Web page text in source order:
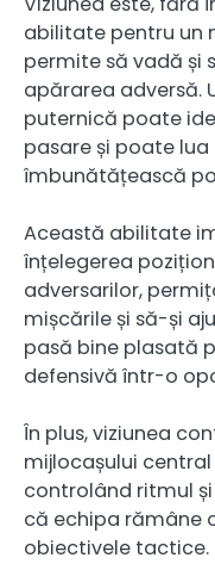
abilitate pentru un
permite să vadă și
apărarea adversă.
puternică poate
pasare și poate lua
îmbunătățească
Această abilitate
înțelegerea
adversarilor,
mișcările și să-și
pasă bine plasată
defensivă într-o
În plus, viziunea
mijlocașului
controlând ritmul
că echipa rămâne
obiectivele tactice.